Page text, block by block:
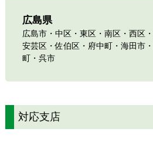
広島県
広島市・中区・東区・南区・西区
安芸区・佐伯区・府中町・海田市
町・呉市
対応支店